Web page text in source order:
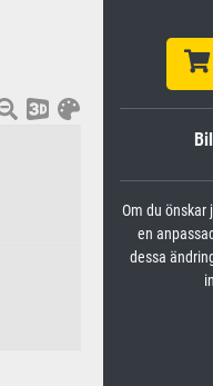
Om du önskar
en
dessa